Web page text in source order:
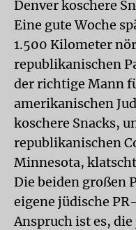
Denver koschere
Eine gute Woche
1.500 Kilometer
republikanischen
der richtige Mann
amerikanischen
koschere Snacks,
republikanischen
Minnesota,
Die beiden großen
eigene jüdische
Anspruch ist es,